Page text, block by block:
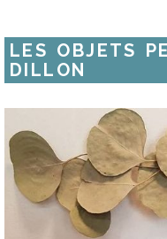
LES OBJETS
DILLON